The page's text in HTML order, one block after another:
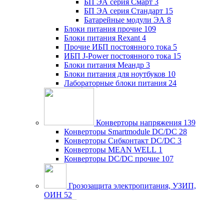
БП ЭА серия Смарт 3
БП ЭА серия Стандарт 15
Батарейные модули ЭА 8
Блоки питания прочие 109
Блоки питания Rexant 4
Прочие ИБП постоянного тока 5
ИБП J-Power постоянного тока 15
Блоки питания Меандр 3
Блоки питания для ноутбуков 10
Лабораторные блоки питания 24
Конверторы напряжения 139
Конверторы Smartmodule DC/DC 28
Конверторы Сибконтакт DC/DC 3
Конверторы MEAN WELL 1
Конверторы DC/DC прочие 107
Грозозащита электропитания, УЗИП,
ОИН 52